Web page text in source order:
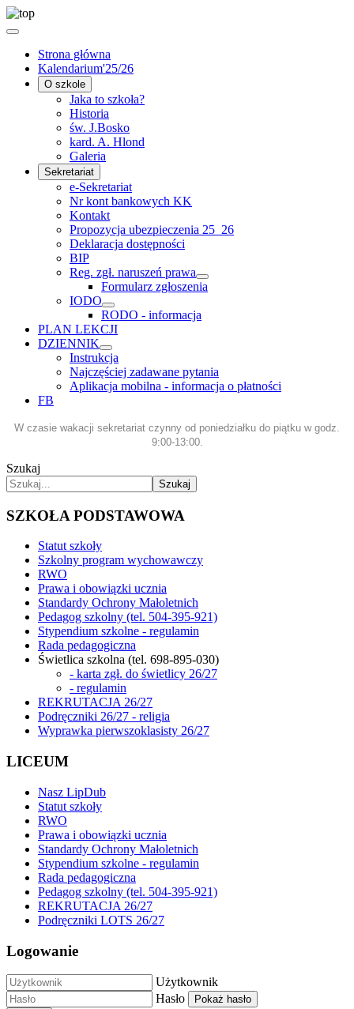
Strona główna
Kalendarium'25/26
O szkole
Jaka to szkoła?
Historia
św. J.Bosko
kard. A. Hlond
Galeria
Sekretariat
e-Sekretariat
Nr kont bankowych KK
Kontakt
Propozycja ubezpieczenia 25_26
Deklaracja dostępności
BIP
Reg. zgł. naruszeń prawa
Formularz zgłoszenia
IODO
RODO - informacja
PLAN LEKCJI
DZIENNIK
Instrukcja
Najczęściej zadawane pytania
Aplikacja mobilna - informacja o płatności
FB
W czasie wakacji sekretariat czynny od poniedziałku do piątku w godz.
9:00-13:00.
Szukaj
Szukaj
SZKOŁA PODSTAWOWA
Statut szkoły
Szkolny program wychowawczy
RWO
Prawa i obowiązki ucznia
Standardy Ochrony Małoletnich
Pedagog szkolny (tel. 504-395-921)
Stypendium szkolne - regulamin
Rada pedagogiczna
Świetlica szkolna (tel. 698-895-030)
- karta zgł. do świetlicy 26/27
- regulamin
REKRUTACJA 26/27
Podręczniki 26/27 - religia
Wyprawka pierwszoklasisty 26/27
LICEUM
Nasz LipDub
Statut szkoły
RWO
Prawa i obowiązki ucznia
Standardy Ochrony Małoletnich
Stypendium szkolne - regulamin
Rada pedagogiczna
Pedagog szkolny (tel. 504-395-921)
REKRUTACJA 26/27
Podręczniki LOTS 26/27
Logowanie
Użytkownik
Hasło
Pokaż hasło